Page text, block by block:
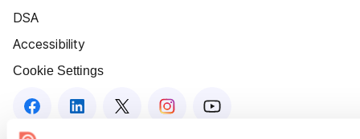
DSA
Accessibility
Cookie Settings